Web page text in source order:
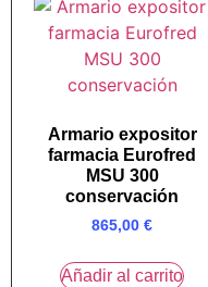
Armario expositor
farmacia Eurofred
MSU 300
conservación
865,00 €
Añadir al carrito